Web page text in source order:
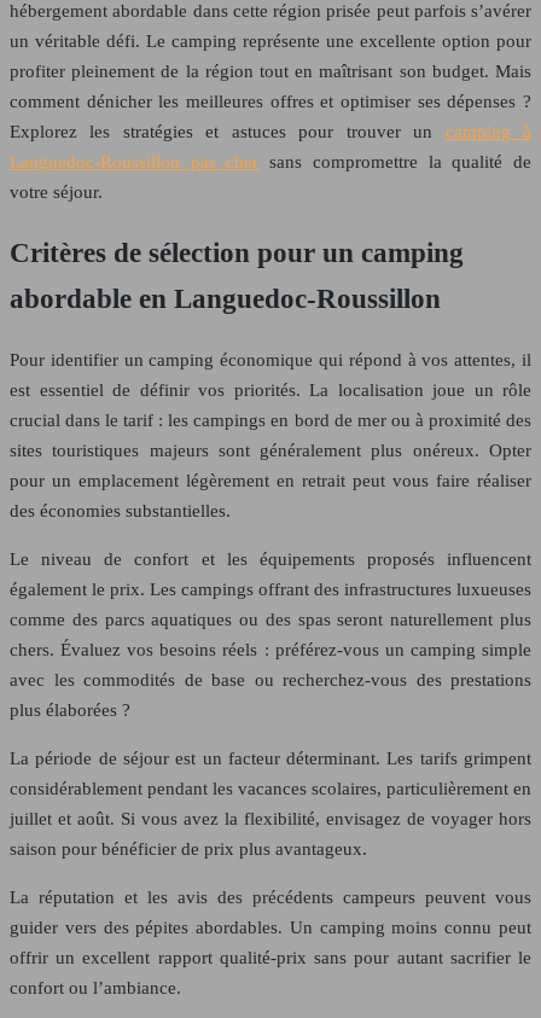
hébergement abordable dans cette région prisée peut parfois s’avérer
un véritable défi. Le camping représente une excellente option pour
profiter pleinement de la région tout en maîtrisant son budget. Mais
comment dénicher les meilleures offres et optimiser ses dépenses ?
Explorez les stratégies et astuces pour trouver un camping à
Languedoc-Roussillon pas cher sans compromettre la qualité de
votre séjour.
Critères de sélection pour un camping
abordable en Languedoc-Roussillon
Pour identifier un camping économique qui répond à vos attentes, il
est essentiel de définir vos priorités. La localisation joue un rôle
crucial dans le tarif : les campings en bord de mer ou à proximité des
sites touristiques majeurs sont généralement plus onéreux. Opter
pour un emplacement légèrement en retrait peut vous faire réaliser
des économies substantielles.
Le niveau de confort et les équipements proposés influencent
également le prix. Les campings offrant des infrastructures luxueuses
comme des parcs aquatiques ou des spas seront naturellement plus
chers. Évaluez vos besoins réels : préférez-vous un camping simple
avec les commodités de base ou recherchez-vous des prestations
plus élaborées ?
La période de séjour est un facteur déterminant. Les tarifs grimpent
considérablement pendant les vacances scolaires, particulièrement en
juillet et août. Si vous avez la flexibilité, envisagez de voyager hors
saison pour bénéficier de prix plus avantageux.
La réputation et les avis des précédents campeurs peuvent vous
guider vers des pépites abordables. Un camping moins connu peut
offrir un excellent rapport qualité-prix sans pour autant sacrifier le
confort ou l’ambiance.